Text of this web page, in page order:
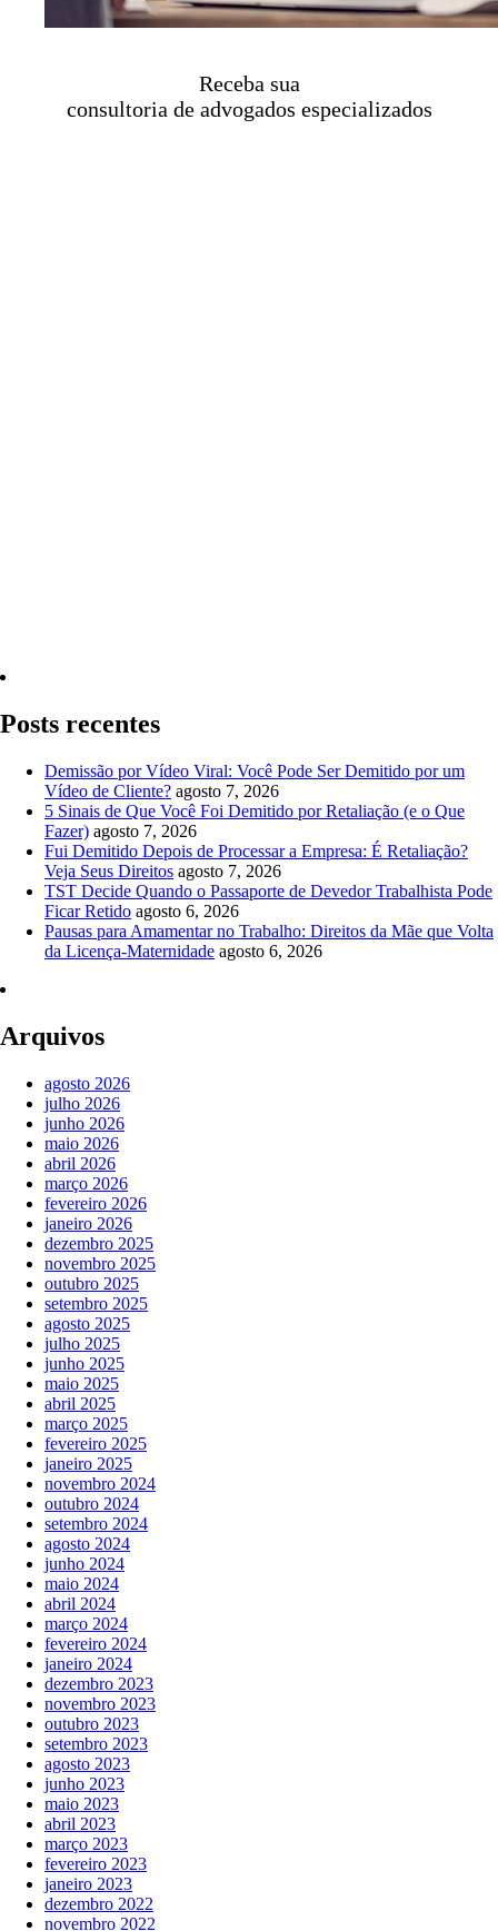
Receba sua
consultoria de advogados especializados
Posts recentes
Demissão por Vídeo Viral: Você Pode Ser Demitido por um
Vídeo de Cliente? agosto 7, 2026
5 Sinais de Que Você Foi Demitido por Retaliação (e o Que
Fazer) agosto 7, 2026
Fui Demitido Depois de Processar a Empresa: É Retaliação?
Veja Seus Direitos agosto 7, 2026
TST Decide Quando o Passaporte de Devedor Trabalhista Pode
Ficar Retido agosto 6, 2026
Pausas para Amamentar no Trabalho: Direitos da Mãe que Volta
da Licença-Maternidade agosto 6, 2026
Arquivos
agosto 2026
julho 2026
junho 2026
maio 2026
abril 2026
março 2026
fevereiro 2026
janeiro 2026
dezembro 2025
novembro 2025
outubro 2025
setembro 2025
agosto 2025
julho 2025
junho 2025
maio 2025
abril 2025
março 2025
fevereiro 2025
janeiro 2025
novembro 2024
outubro 2024
setembro 2024
agosto 2024
junho 2024
maio 2024
abril 2024
março 2024
fevereiro 2024
janeiro 2024
dezembro 2023
novembro 2023
outubro 2023
setembro 2023
agosto 2023
junho 2023
maio 2023
abril 2023
março 2023
fevereiro 2023
janeiro 2023
dezembro 2022
novembro 2022